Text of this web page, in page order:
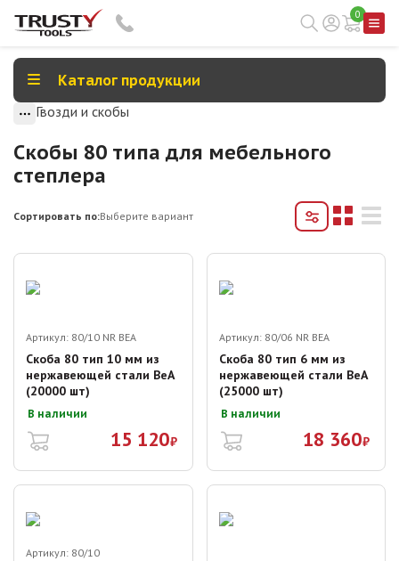
0
Каталог продукции
Гвозди и скобы
Скобы 80 типа для мебельного
степлера
Сортировать по:Выберите вариант
Артикул: 80/10 NR BEA
Скоба 80 тип 10 мм из
нержавеющей стали BeA
(20000 шт)
В наличии
15 120₽
Артикул: 80/06 NR BEA
Скоба 80 тип 6 мм из
нержавеющей стали BeA
(25000 шт)
В наличии
18 360₽
Артикул: 80/10